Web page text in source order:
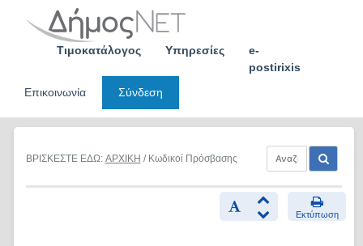
Τιμοκατάλογος Υπηρεσίες
e-
postirixis
Επικοινωνία
Σύνδεση
ΒΡΙΣΚΕΣΤΕ ΕΔΩ: ΑΡΧΙΚΗ / Κωδικοί Πρόσβασης
Εκτύπωση